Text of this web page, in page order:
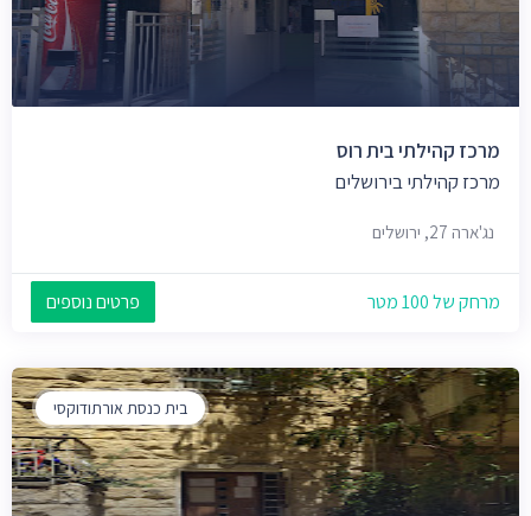
מרכז קהילתי בית רוס
מרכז קהילתי בירושלים
נג'ארה 27, ירושלים
מרחק של 100 מטר פרטים נוספים
בית כנסת אורתודוקסי